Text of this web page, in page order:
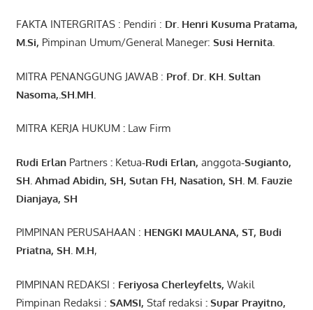
FAKTA INTERGRITAS : Pendiri : Dr. Henri Kusuma Pratama,
M.Si, Pimpinan Umum/General Maneger: Susi Hernita.
MITRA PENANGGUNG JAWAB : Prof. Dr. KH. Sultan
Nasoma,.SH.MH.
MITRA KERJA HUKUM : Law Firm
Rudi ErlanPartners : Ketua-Rudi Erlan, anggota-Sugianto,
SH. Ahmad Abidin, SH, SutanFH, Nasation, SH. M. Fauzie
Dianjaya, SH
PIMPINAN PERUSAHAAN : HENGKI MAULANA, ST, Budi
Priatna, SH. M.H,
PIMPINAN REDAKSI : Feriyosa Cherleyfelts, Wakil
Pimpinan Redaksi : SAMSI, Staf redaksi : Supar Prayitno,